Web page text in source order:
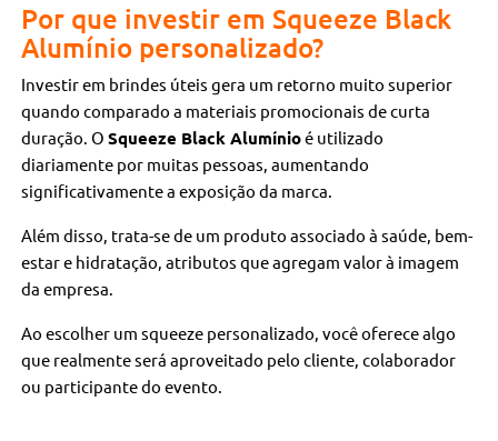
Por que investir em Squeeze Black
Alumínio personalizado?
Investir em brindes úteis gera um retorno muito superior
quando comparado a materiais promocionais de curta
duração. OSqueeze Black Alumínioé utilizado
diariamente por muitas pessoas, aumentando
significativamente a exposição da marca.
Além disso, trata-se de um produto associado à saúde, bem-
estar e hidratação, atributos que agregam valor à imagem
da empresa.
Ao escolher um squeeze personalizado, você oferece algo
que realmente será aproveitado pelo cliente, colaborador
ou participante do evento.